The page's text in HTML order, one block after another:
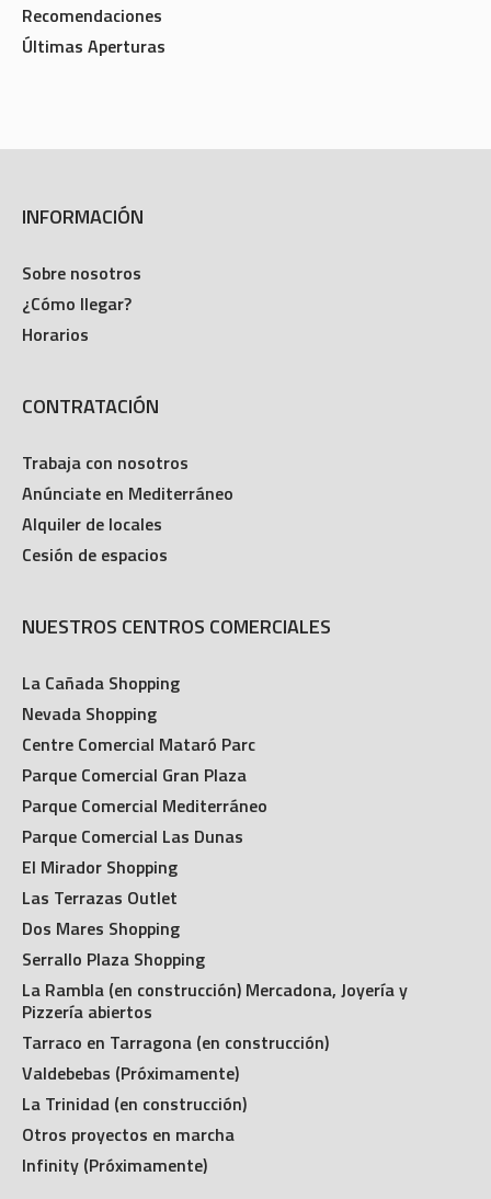
Recomendaciones
Últimas Aperturas
INFORMACIÓN
Sobre nosotros
¿Cómo llegar?
Horarios
CONTRATACIÓN
Trabaja con nosotros
Anúnciate en Mediterráneo
Alquiler de locales
Cesión de espacios
NUESTROS CENTROS COMERCIALES
La Cañada Shopping
Nevada Shopping
Centre Comercial Mataró Parc
Parque Comercial Gran Plaza
Parque Comercial Mediterráneo
Parque Comercial Las Dunas
El Mirador Shopping
Las Terrazas Outlet
Dos Mares Shopping
Serrallo Plaza Shopping
La Rambla (en construcción) Mercadona, Joyería y
Pizzería abiertos
Tarraco en Tarragona (en construcción)
Valdebebas (Próximamente)
La Trinidad (en construcción)
Otros proyectos en marcha
Infinity (Próximamente)